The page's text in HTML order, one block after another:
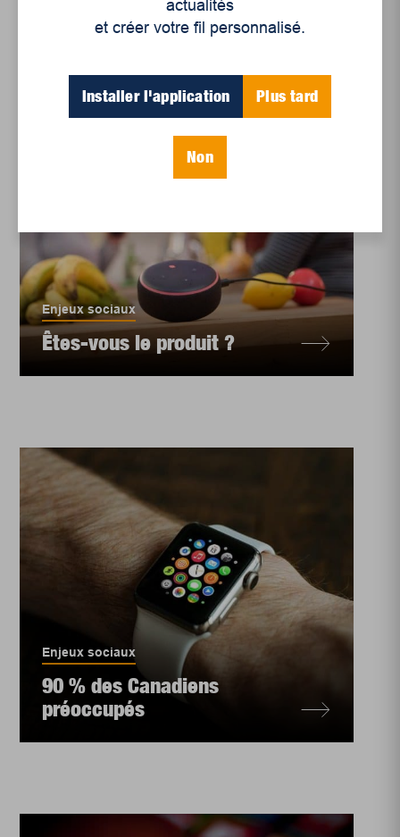
Enjeux sociaux
Êtes-vous le produit ?
Enjeux sociaux
90 % des Canadiens
préoccupés
actualités
et créer votre fil personnalisé.
Installer l'application Plus tard
Non